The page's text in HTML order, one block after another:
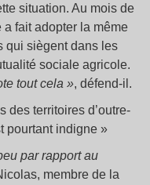
situation. Au mois de
fait adopter la même
qui siègent dans les
sociale agricole.
tout cela », défend-il.
des territoires d’outre-
pourtant indigne »
par rapport au
membre de la